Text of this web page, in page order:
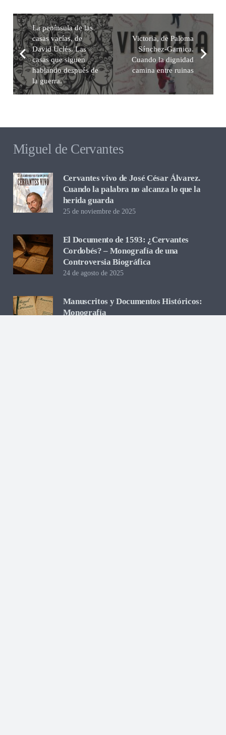
La península de las
casas vacías, de
David Uclés. Las
casas que siguen
hablando después de
la guerra.
Victoria, de Paloma
Sánchez-Garnica.
Cuando la dignidad
camina entre ruinas
Miguel de Cervantes
Cervantes vivo de José César Álvarez.
Cuando la palabra no alcanza lo que la
herida guarda
25 de noviembre de 2025
El Documento de 1593: ¿Cervantes
Cordobés? – Monografía de una
Controversia Biográfica
24 de agosto de 2025
Manuscritos y Documentos Históricos:
Monografía